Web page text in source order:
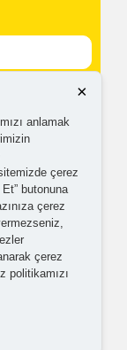
×
anlamak
çerez
butonuna
çerez
çerez
politikamızı